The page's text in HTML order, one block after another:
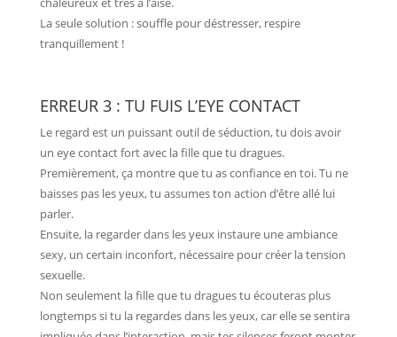
La seule solution : souffle pour déstresser, respire
tranquillement !
ERREUR 3 : TU FUIS L’EYE CONTACT
Le regard est un puissant outil de séduction, tu dois avoir
un eye contact fort avec la fille que tu dragues.
Premièrement, ça montre que tu as confiance en toi. Tu ne
baisses pas les yeux, tu assumes ton action d’être allé lui
parler.
Ensuite, la regarder dans les yeux instaure une ambiance
sexy, un certain inconfort, nécessaire pour créer la tension
sexuelle.
Non seulement la fille que tu dragues tu écouteras plus
longtemps si tu la regardes dans les yeux, car elle se sentira